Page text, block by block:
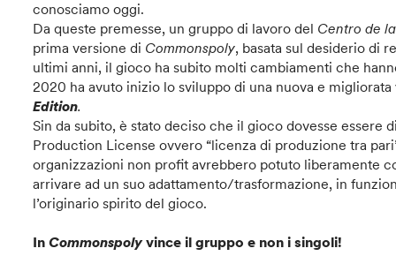
conosciamo oggi.
Da queste premesse, un gruppo di lavoro del Centro de
prima versione di Commonspoly, basata sul desiderio di
ultimi anni, il gioco ha subito molti cambiamenti che
2020 ha avuto inizio lo sviluppo di una nuova e migliorata
Edition.
Sin da subito, è stato deciso che il gioco dovesse
Production License ovvero “licenza di produzione tra
organizzazioni non profit avrebbero potuto liberamente
arrivare ad un suo adattamento/trasformazione, in
l’originario spirito del gioco.
InCommonspolyvince il gruppo e non i singoli!